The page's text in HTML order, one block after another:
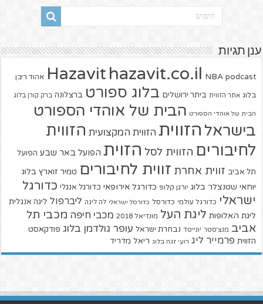
ענן תגיות
Hazavit hazavit.co.il NBA podcast אהוד ריבן
בלוג אתר הזווית ביתר ירושלים בלוג ספורט ברצלונה ברק קורן בלוג
הבית של אוהדי הספורט הבית של אוהדי הספורט
בישראל הזווית הזווית המקצועית הזווית
לחיבורים הזווית לסל הזוית הפועל באר שבע הפועל
תל אביב זווית אחרת זווית לחיבורים טמיר זוארץ בלוג
יוחאי שטנצלר בלוג יורגן קלופ כדורגל אירופאי כדורגל אנגלי כדורגל
ישראלי כדורגל עולמי כדורסל כדורסל ישראלי לה ליגה ליברפול ליגה אנגלית
ליגת האלופות ליגת העל מונדיאל 2018 מכבי חיפה מכבי תל
אביב מנצ'סטר יונייטד נבחרת ישראל עופר גולדמן בלוג פודקאסט
הזווית פרמייר ליג רועי זגה בלוג ריאל מדריד